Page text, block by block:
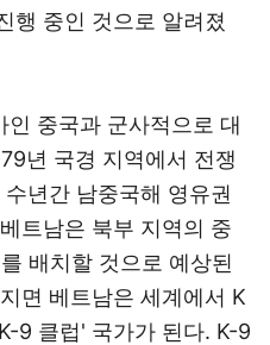
행 중인 것으로 알려졌
중국과 군사적으로 대
년 국경 지역에서 전쟁
년간 남중국해 영유권
트남은 북부 지역의 중
배치할 것으로 예상된
면 베트남은 세계에서 K
9 클럽' 국가가 된다. K-9